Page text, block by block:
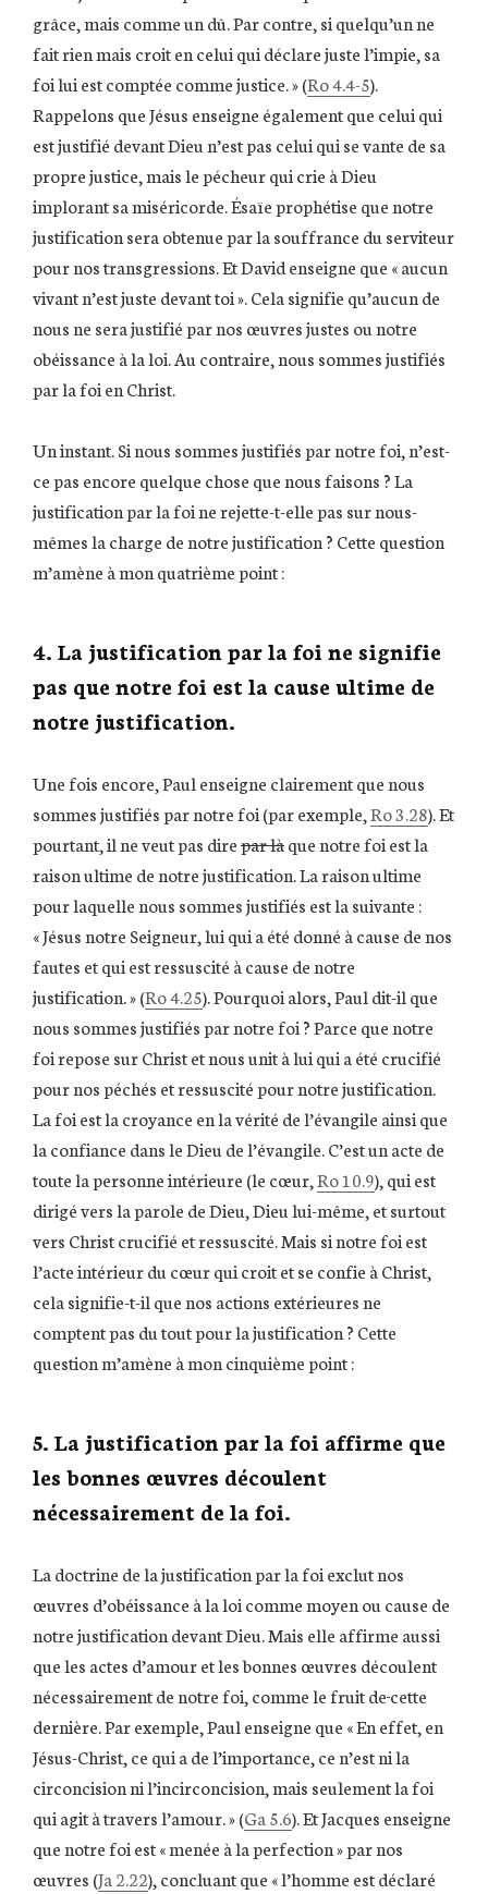
grâce, mais comme un dû. Par contre, si quelqu’un ne
fait rien mais croit en celui qui déclare juste l’impie, sa
foi lui est comptée comme justice. » (Ro 4.4-5).
Rappelons que Jésus enseigne également que celui qui
est justifié devant Dieu n’est pas celui qui se vante de sa
propre justice, mais le pécheur qui crie à Dieu
implorant sa miséricorde. Ésaïe prophétise que notre
justification sera obtenue par la souffrance du serviteur
pour nos transgressions. Et David enseigne que « aucun
vivant n’est juste devant toi ». Cela signifie qu’aucun de
nous ne sera justifié par nos œuvres justes ou notre
obéissance à la loi. Au contraire, nous sommes justifiés
par la foi en Christ.
Un instant. Si nous sommes justifiés par notre foi, n’est-
ce pas encore quelque chose que nous faisons ? La
justification par la foi ne rejette-t-elle pas sur nous-
mêmes la charge de notre justification ? Cette question
m’amène à mon quatrième point :
4. La justification par la foi ne signifie
pas que notre foi est la cause ultime de
notre justification.
Une fois encore, Paul enseigne clairement que nous
sommes justifiés par notre foi (par exemple,Ro 3.28). Et
pourtant, il ne veut pas direpar làque notre foi est la
raison ultime de notre justification. La raison ultime
pour laquelle nous sommes justifiés est la suivante :
« Jésus notre Seigneur, lui qui a été donné à cause de nos
fautes et qui est ressuscité à cause de notre
justification. » (Ro 4.25). Pourquoi alors, Paul dit-il que
nous sommes justifiés par notre foi ? Parce que notre
foi repose sur Christ et nous unit à lui qui a été crucifié
pour nos péchés et ressuscité pour notre justification.
La foi est la croyance en la vérité de l’évangile ainsi que
la confiance dans le Dieu de l’évangile. C’est un acte de
toute la personne intérieure (le cœur,Ro 10.9), qui est
dirigé vers la parole de Dieu, Dieu lui-même, et surtout
vers Christ crucifié et ressuscité. Mais si notre foi est
l’acte intérieur du cœur qui croit et se confie à Christ,
cela signifie-t-il que nos actions extérieures ne
comptent pas du tout pour la justification ? Cette
question m’amène à mon cinquième point :
5. La justification par la foi affirme que
les bonnes œuvres découlent
nécessairement de la foi.
La doctrine de la justification par la foi exclut nos
œuvres d’obéissance à la loi comme moyen ou cause de
notre justification devant Dieu. Mais elle affirme aussi
que les actes d’amour et les bonnes œuvres découlent
nécessairement de notre foi, comme le fruit de cette
dernière. Par exemple, Paul enseigne que « En effet, en
Jésus-Christ, ce qui a de l’importance, ce n’est ni la
circoncision ni l’incirconcision, mais seulement la foi
qui agit à travers l’amour. » (Ga 5.6). Et Jacques enseigne
que notre foi est « menée à la perfection » par nos
œuvres (Ja 2.22), concluant que « l’homme est déclaré